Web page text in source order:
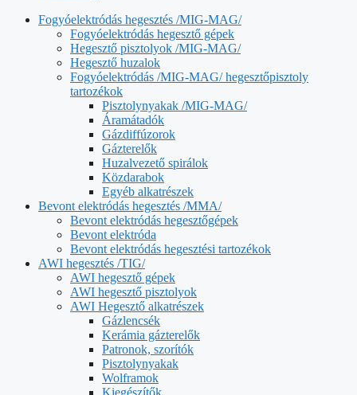
Fogyóelektródás hegesztés /MIG-MAG/
Fogyóelektródás hegesztő gépek
Hegesztő pisztolyok /MIG-MAG/
Hegesztő huzalok
Fogyóelektródás /MIG-MAG/ hegesztőpisztoly
tartozékok
Pisztolynyakak /MIG-MAG/
Áramátadók
Gázdiffúzorok
Gázterelők
Huzalvezető spirálok
Közdarabok
Egyéb alkatrészek
Bevont elektródás hegesztés /MMA/
Bevont elektródás hegesztőgépek
Bevont elektróda
Bevont elektródás hegesztési tartozékok
AWI hegesztés /TIG/
AWI hegesztő gépek
AWI hegesztő pisztolyok
AWI Hegesztő alkatrészek
Gázlencsék
Kerámia gázterelők
Patronok, szorítók
Pisztolynyakak
Wolframok
Kiegészítők